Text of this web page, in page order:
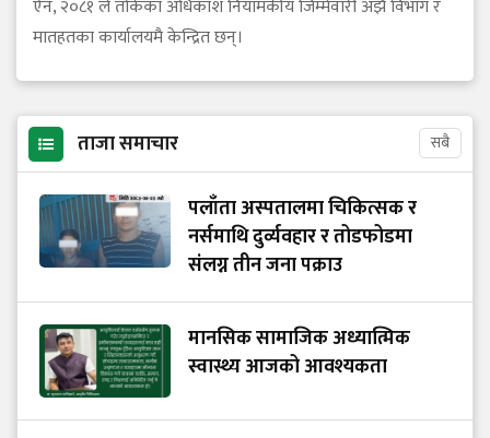
ऐन, २०८१ ले तोकेका अधिकांश नियामकीय जिम्मेवारी अझै विभाग र
मातहतका कार्यालयमै केन्द्रित छन्।
ताजा समाचार सबै
पलाँता अस्पतालमा चिकित्सक र
नर्समाथि दुर्व्यवहार र तोडफोडमा
संलग्न तीन जना पक्राउ
मानसिक सामाजिक अध्यात्मिक
स्वास्थ्य आजको आवश्यकता